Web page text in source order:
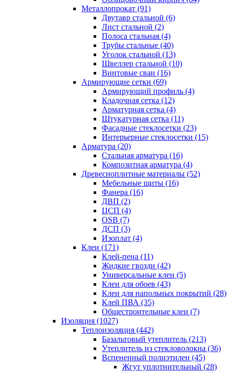
Металлопрокат (91)
Двутавр стальной (6)
Лист стальной (2)
Полоса стальная (4)
Трубы стальные (40)
Уголок стальной (13)
Швеллер стальной (10)
Винтовые сваи (16)
Армирующие сетки (69)
Армирующий профиль (4)
Кладочная сетка (12)
Арматурная сетка (4)
Штукатурная сетка (11)
Фасадные стеклосетки (23)
Интерьерные стеклосетки (15)
Арматура (20)
Стальная арматура (16)
Композитная арматура (4)
Древесноплитные материалы (52)
Мебельные щиты (16)
Фанера (16)
ДВП (2)
ЦСП (4)
OSB (7)
ДСП (3)
Изоплат (4)
Клеи (171)
Клей-пена (11)
Жидкие гвозди (42)
Универсальные клеи (5)
Клеи для обоев (43)
Клеи для напольных покрытий (28)
Клей ПВА (35)
Общестроительные клеи (7)
Изоляция (1027)
Теплоизоляция (442)
Базальтовый утеплитель (213)
Утеплитель из стекловолокна (36)
Вспененный полиэтилен (45)
Жгут уплотнительный (28)